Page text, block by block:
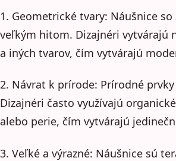
1. Geometrické tvary: Náušnice
veľkým hitom. Dizajnéri vytvárajú
a iných tvarov, čím vytvárajú
2. Návrat k prírode: Prírodné
Dizajnéri často využívajú
alebo perie, čím vytvárajú
3. Veľké a výrazné: Náušnice sú